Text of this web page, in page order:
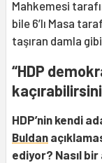
Mahkemesi
bile 6’lı Masa
taşıran damla
“HDP
HDP’nin kendi
Buldan
ediyor? Nasıl bir